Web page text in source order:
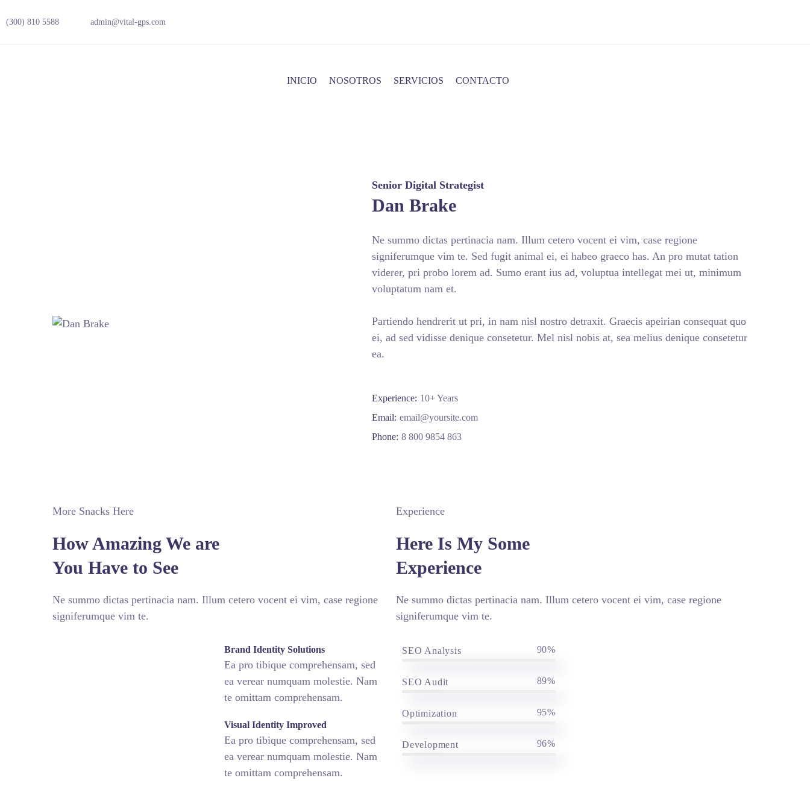
(300) 810 5588 admin@vital-gps.com
INICIO NOSOTROS SERVICIOS CONTACTO
Senior Digital Strategist
Dan Brake
Ne summo dictas pertinacia nam. Illum cetero vocent ei vim, case regione
signiferumque vim te. Sed fugit animal ei, ei habeo graeco has. An pro mutat tation
viderer, pri probo lorem ad. Sumo erant ius ad, voluptua intellegat mei ut, minimum
voluptatum nam et.
Partiendo hendrerit ut pri, in nam nisl nostro detraxit. Graecis apeirian consequat quo
ei, ad sed vidisse denique consetetur. Mel nisl nobis at, sea melius denique consetetur
ea.
Experience: 10+ Years
Email: email@yoursite.com
Phone: 8 800 9854 863
More Snacks Here
How Amazing We are
You Have to See
Ne summo dictas pertinacia nam. Illum cetero vocent ei vim, case regione
signiferumque vim te.
Brand Identity Solutions
Ea pro tibique comprehensam, sed
ea verear numquam molestie. Nam
te omittam comprehensam.
Visual Identity Improved
Ea pro tibique comprehensam, sed
ea verear numquam molestie. Nam
te omittam comprehensam.
Experience
Here Is My Some
Experience
Ne summo dictas pertinacia nam. Illum cetero vocent ei vim, case regione
signiferumque vim te.
SEO Analysis 90%
SEO Audit 89%
Optimization 95%
Development 96%